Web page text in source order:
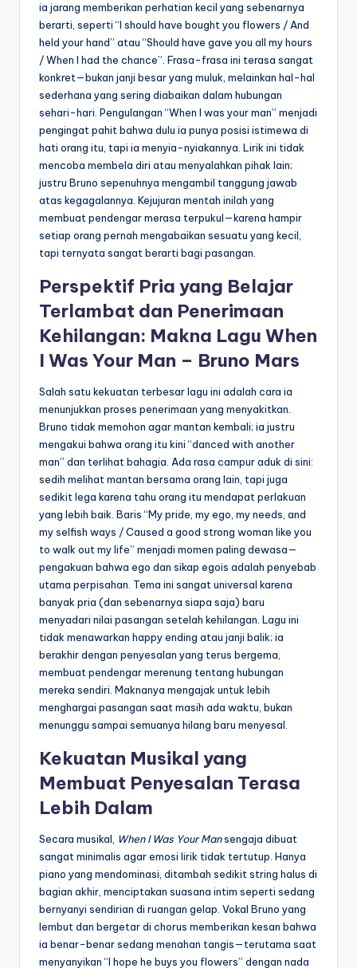
ia jarang memberikan perhatian kecil yang sebenarnya
berarti, seperti “I should have bought you flowers / And
held your hand” atau “Should have gave you all my hours
/ When I had the chance”. Frasa-frasa ini terasa sangat
konkret—bukan janji besar yang muluk, melainkan hal-hal
sederhana yang sering diabaikan dalam hubungan
sehari-hari. Pengulangan “When I was your man” menjadi
pengingat pahit bahwa dulu ia punya posisi istimewa di
hati orang itu, tapi ia menyia-nyiakannya. Lirik ini tidak
mencoba membela diri atau menyalahkan pihak lain;
justru Bruno sepenuhnya mengambil tanggung jawab
atas kegagalannya. Kejujuran mentah inilah yang
membuat pendengar merasa terpukul—karena hampir
setiap orang pernah mengabaikan sesuatu yang kecil,
tapi ternyata sangat berarti bagi pasangan.
Perspektif Pria yang Belajar
Terlambat dan Penerimaan
Kehilangan: Makna Lagu When
I Was Your Man – Bruno Mars
Salah satu kekuatan terbesar lagu ini adalah cara ia
menunjukkan proses penerimaan yang menyakitkan.
Bruno tidak memohon agar mantan kembali; ia justru
mengakui bahwa orang itu kini “danced with another
man” dan terlihat bahagia. Ada rasa campur aduk di sini:
sedih melihat mantan bersama orang lain, tapi juga
sedikit lega karena tahu orang itu mendapat perlakuan
yang lebih baik. Baris “My pride, my ego, my needs, and
my selfish ways / Caused a good strong woman like you
to walk out my life” menjadi momen paling dewasa—
pengakuan bahwa ego dan sikap egois adalah penyebab
utama perpisahan. Tema ini sangat universal karena
banyak pria (dan sebenarnya siapa saja) baru
menyadari nilai pasangan setelah kehilangan. Lagu ini
tidak menawarkan happy ending atau janji balik; ia
berakhir dengan penyesalan yang terus bergema,
membuat pendengar merenung tentang hubungan
mereka sendiri. Maknanya mengajak untuk lebih
menghargai pasangan saat masih ada waktu, bukan
menunggu sampai semuanya hilang baru menyesal.
Kekuatan Musikal yang
Membuat Penyesalan Terasa
Lebih Dalam
Secara musikal, When I Was Your Mansengaja dibuat
sangat minimalis agar emosi lirik tidak tertutup. Hanya
piano yang mendominasi, ditambah sedikit string halus di
bagian akhir, menciptakan suasana intim seperti sedang
bernyanyi sendirian di ruangan gelap. Vokal Bruno yang
lembut dan bergetar di chorus memberikan kesan bahwa
ia benar-benar sedang menahan tangis—terutama saat
menyanyikan “I hope he buys you flowers” dengan nada